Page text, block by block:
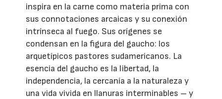
inspira en la carne como materia prima con
sus connotaciones arcaicas y su conexión
intrínseca al fuego. Sus orígenes se
condensan en la figura del gaucho: los
arquetípicos pastores sudamericanos. La
esencia del gaucho es la libertad, la
independencia, la cercanía a la naturaleza y
una vida vivida en llanuras interminables – y